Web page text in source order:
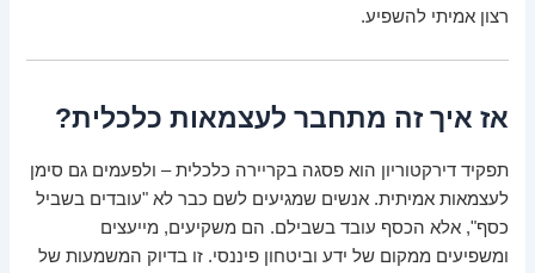
רצון אמיתי להשפיע.
אז איך זה מתחבר לעצמאות כלכלית?
תפקיד דירקטוריון הוא פסגה בקריירה כלכלית – ולפעמים גם סימן
לעצמאות אמיתית. אנשים שמגיעים לשם כבר לא "עובדים בשביל
כסף", אלא הכסף עובד בשבילם. הם משקיעים, מייעצים
ומשפיעים ממקום של ידע וביטחון פיננסי. זו בדיוק המשמעות של